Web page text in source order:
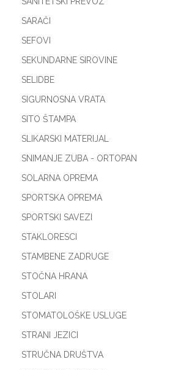
SARAČI
SEFOVI
SEKUNDARNE SIROVINE
SELIDBE
SIGURNOSNA VRATA
SITO ŠTAMPA
SLIKARSKI MATERIJAL
SNIMANJE ZUBA - ORTOPAN
SOLARNA OPREMA
SPORTSKA OPREMA
SPORTSKI SAVEZI
STAKLORESCI
STAMBENE ZADRUGE
STOČNA HRANA
STOLARI
STOMATOLOŠKE USLUGE
STRANI JEZICI
STRUČNA DRUŠTVA